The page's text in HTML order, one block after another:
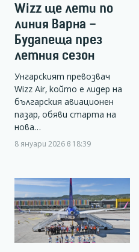
Wizz ще лети по
линия Варна –
Будапеща през
летния сезон
Унгарският превозвач
Wizz Air, който е лидер на
българския авиационен
пазар, обяви старта на
нова…
8 януари 2026 в 18:39